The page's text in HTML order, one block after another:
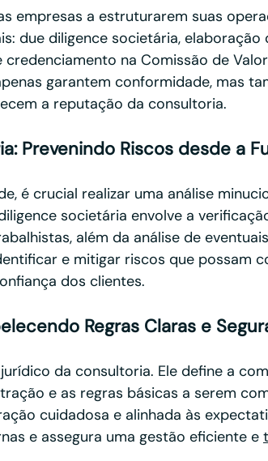
empresas a estruturarem suas
due diligence societária,
na Comissão de
garantem conformidade, mas
a reputação da consultoria.
Prevenindo Riscos desde a
é crucial realizar uma análise
societária envolve a
além da análise de
e mitigar riscos que possam
dos clientes.
Regras Claras e
da consultoria. Ele define a
e as regras básicas a serem
cuidadosa e alinhada às
e assegura uma gestão eficiente e